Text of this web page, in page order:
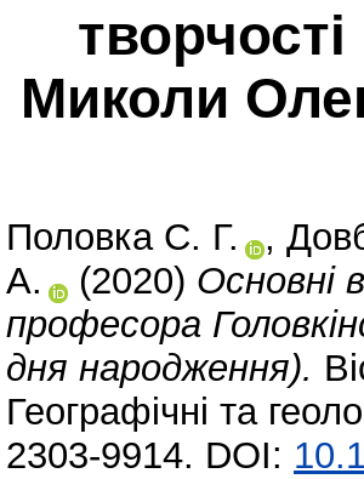
Миколи
Половка С. Г. ,
А.
(2020) Основні
професора
дня народження).
Географічні та
2303-9914. DOI: